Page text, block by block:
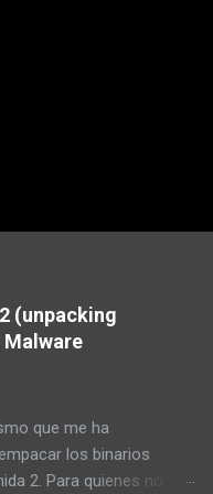
(unpacking
Malware
que me ha
los binarios
2. Para quienes no